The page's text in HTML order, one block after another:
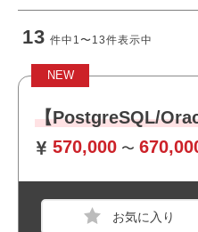
13 件中 1〜13件表示中
NEW
【PostgreSQL/
570,000 〜
・既存システムの解析・改修
・新しい技術や業務知識を
おすすめポイント
・運用保守に携われます
・選考スピードの速い案
・幅広い年齢層の方が活
業界
金融
スキル
Java
・JavaによるWebアプリケ